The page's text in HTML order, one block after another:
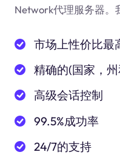
Network代理服务器。
市场上性价比最
精确的(国家，
高级会话控制
99.5%成功率
24/7的支持